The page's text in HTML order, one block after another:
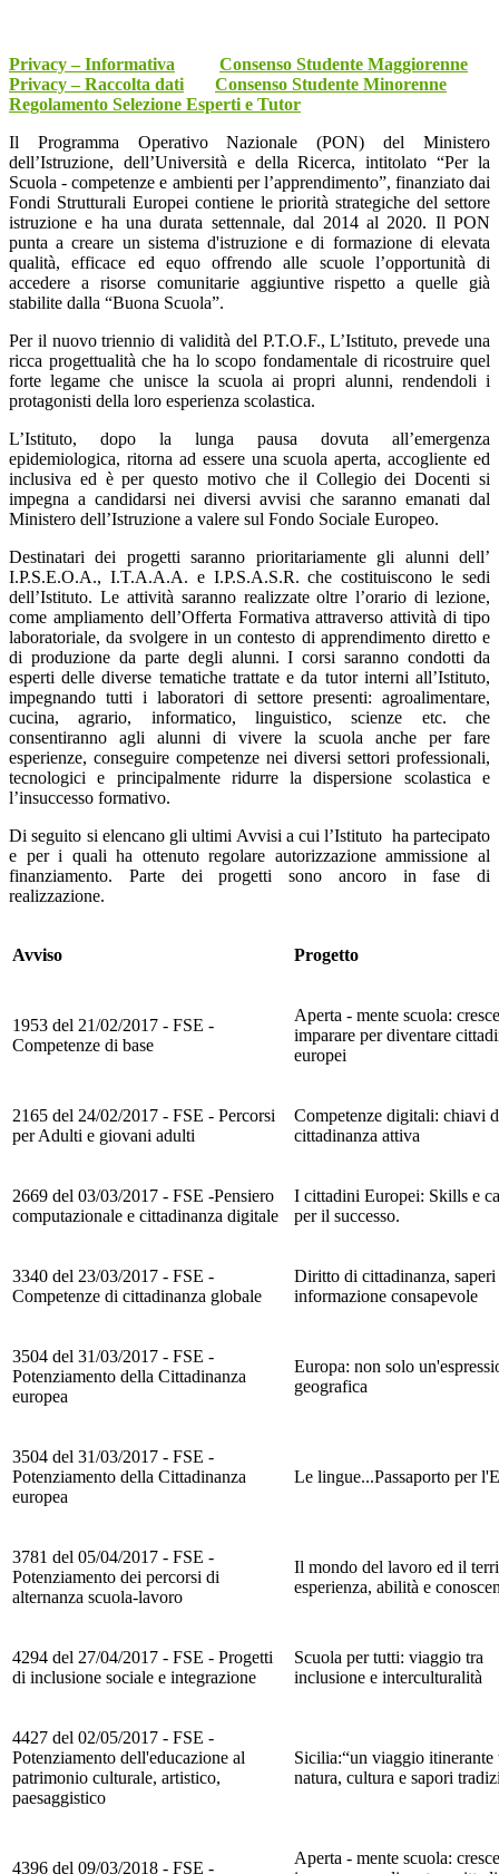
Privacy – Informativa
Consenso Studente Maggiorenne
Privacy – Raccolta dati
Consenso Studente Minorenne
Regolamento Selezione Esperti e Tutor
Il Programma Operativo Nazionale (PON) del Ministero
dell’Istruzione, dell’Università e della Ricerca, intitolato “Per la
Scuola - competenze e ambienti per l’apprendimento”, finanziato dai
Fondi Strutturali Europei contiene le priorità strategiche del settore
istruzione e ha una durata settennale, dal 2014 al 2020. Il PON
punta a creare un sistema d'istruzione e di formazione di elevata
qualità, efficace ed equo offrendo alle scuole l’opportunità di
accedere a risorse comunitarie aggiuntive rispetto a quelle già
stabilite dalla “Buona Scuola”.
Per il nuovo triennio di validità del P.T.O.F., L’Istituto, prevede una
ricca progettualità che ha lo scopo fondamentale di ricostruire quel
forte legame che unisce la scuola ai propri alunni, rendendoli i
protagonisti della loro esperienza scolastica.
L’Istituto, dopo la lunga pausa dovuta all’emergenza
epidemiologica, ritorna ad essere una scuola aperta, accogliente ed
inclusiva ed è per questo motivo che il Collegio dei Docenti si
impegna a candidarsi nei diversi avvisi che saranno emanati dal
Ministero dell’Istruzione a valere sul Fondo Sociale Europeo.
Destinatari dei progetti saranno prioritariamente gli alunni dell’
I.P.S.E.O.A., I.T.A.A.A. e I.P.S.A.S.R. che costituiscono le sedi
dell’Istituto. Le attività saranno realizzate oltre l’orario di lezione,
come ampliamento dell’Offerta Formativa attraverso attività di tipo
laboratoriale, da svolgere in un contesto di apprendimento diretto e
di produzione da parte degli alunni. I corsi saranno condotti da
esperti delle diverse tematiche trattate e da tutor interni all’Istituto,
impegnando tutti i laboratori di settore presenti: agroalimentare,
cucina, agrario, informatico, linguistico, scienze etc. che
consentiranno agli alunni di vivere la scuola anche per fare
esperienze, conseguire competenze nei diversi settori professionali,
tecnologici e principalmente ridurre la dispersione scolastica e
l’insuccesso formativo.
Di seguito si elencano gli ultimi Avvisi a cui l’Istituto ha partecipato
e per i quali ha ottenuto regolare autorizzazione ammissione al
finanziamento. Parte dei progetti sono ancoro in fase di
realizzazione.
Avviso Progetto
1953 del 21/02/2017 - FSE -
Competenze di base
Aperta - mente scuola:
imparare per diventare
europei
2165 del 24/02/2017 - FSE - Percorsi
per Adulti e giovani adulti
Competenze digitali: chiavi
cittadinanza attiva
2669 del 03/03/2017 - FSE -Pensiero
computazionale e cittadinanza digitale
I cittadini Europei: Skills e
per il successo.
3340 del 23/03/2017 - FSE -
Competenze di cittadinanza globale
Diritto di cittadinanza, saperi
informazione consapevole
3504 del 31/03/2017 - FSE -
Potenziamento della Cittadinanza
europea
Europa: non solo
geografica
3504 del 31/03/2017 - FSE -
Potenziamento della Cittadinanza
europea
Le lingue...Passaporto per
3781 del 05/04/2017 - FSE -
Potenziamento dei percorsi di
alternanza scuola-lavoro
Il mondo del lavoro ed il
esperienza, abilità e
4294 del 27/04/2017 - FSE - Progetti
di inclusione sociale e integrazione
Scuola per tutti: viaggio tra
inclusione e interculturalità
4427 del 02/05/2017 - FSE -
Potenziamento dell'educazione al
patrimonio culturale, artistico,
paesaggistico
Sicilia:“un viaggio itinerante
natura, cultura e sapori
4396 del 09/03/2018 - FSE -
Aperta - mente scuola: